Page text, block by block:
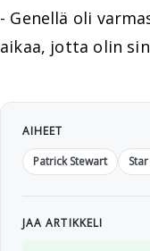
- Genellä oli
aikaa, jotta olin
AIHEET
Patrick Stewart
JAA ARTIKKELI